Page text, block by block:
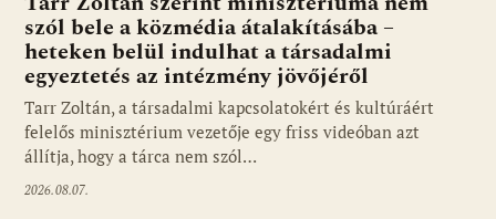
Fotó: media1.hu
szól bele a közmédia átalakításába –
heteken belül indulhat a társadalmi
egyeztetés az intézmény jövőjéről
Tarr Zoltán, a társadalmi kapcsolatokért és kultúráért
felelős minisztérium vezetője egy friss videóban azt
állítja, hogy a tárca nem szól…
2026.08.07.